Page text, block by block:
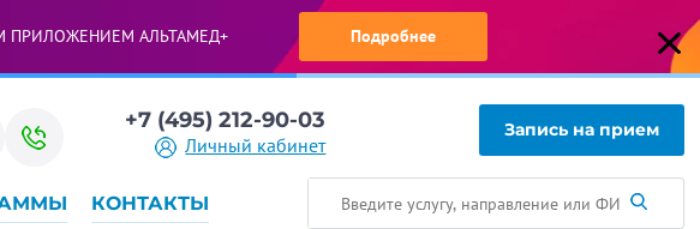
АЛЬТАМЕД+ Подробнее
+7 (495) 212-90-03
Личный кабинет
Запись на прием
КОНТАКТЫ